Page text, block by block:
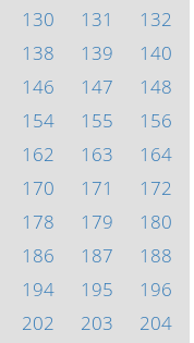
130 131
132
138 139
140
146 147
148
154 155
156
162 163
164
170 171
172
178 179
180
186 187
188
194 195
196
202 203
204